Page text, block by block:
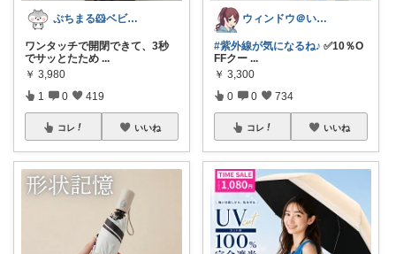
ぷちまる🐹ベビー子供服♡
ワンタッチで開閉できて、3秒
でサッとたため ...
￥ 3,980
1 0 419
コレ いいね
ウィンドウ＠いつもありがとうございます♪
#紫外線が気になるね♪ ✅10％O
FFクー ...
￥ 3,300
0 0 734
コレ いいね